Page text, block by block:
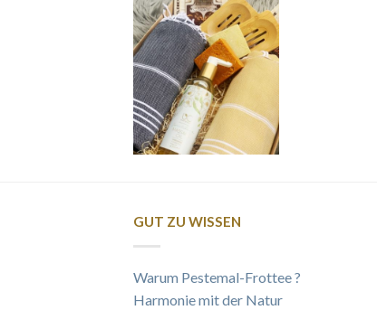
GUT ZU WISSEN
Warum Pestemal-Frottee ?
Harmonie mit der Natur